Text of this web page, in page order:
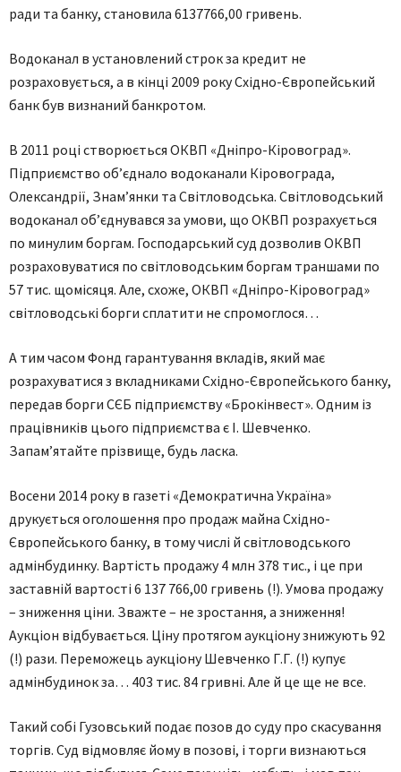
ради та банку, становила 6137766,00 гривень.
Водоканал в установлений строк за кредит не
розраховується, а в кінці 2009 року Східно-Європейський
банк був визнаний банкротом.
В 2011 році створюється ОКВП «Дніпро-Кіровоград».
Підприємство об’єднало водоканали Кіровограда,
Олександрії, Знам’янки та Світловодська. Світловодський
водоканал об’єднувався за умови, що ОКВП розрахується
по минулим боргам. Господарський суд дозволив ОКВП
розраховуватися по світловодським боргам траншами по
57 тис. щомісяця. Але, схоже, ОКВП «Дніпро-Кіровоград»
світловодські борги сплатити не спромоглося…
А тим часом Фонд гарантування вкладів, який має
розрахуватися з вкладниками Східно-Європейського банку,
передав борги СЄБ підприємству «Брокінвест». Одним із
працівників цього підприємства є І. Шевченко.
Запам’ятайте прізвище, будь ласка.
Восени 2014 року в газеті «Демократична Україна»
друкується оголошення про продаж майна Східно-
Європейського банку, в тому числі й світловодського
адмінбудинку. Вартість продажу 4 млн 378 тис., і це при
заставній вартості 6 137 766,00 гривень (!). Умова продажу
– зниження ціни. Зважте – не зростання, а зниження!
Аукціон відбувається. Ціну протягом аукціону знижують 92
(!) рази. Переможець аукціону Шевченко Г.Г. (!) купує
адмінбудинок за… 403 тис. 84 гривні. Але й це ще не все.
Такий собі Гузовський подає позов до суду про скасування
торгів. Суд відмовляє йому в позові, і торги визнаються